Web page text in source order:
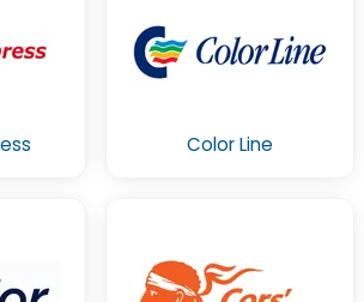
Color Line